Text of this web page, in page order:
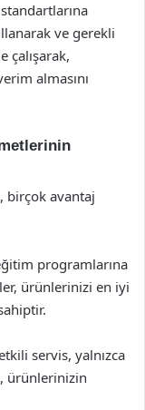
ve gerekli
çalışarak,
almasını
birçok avantaj
programlarına
ürünlerinizi en iyi
servis, yalnızca
ürünlerinizin